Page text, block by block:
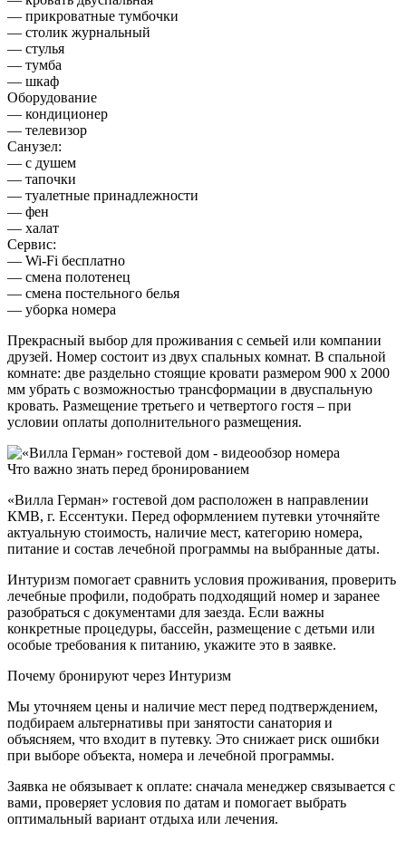
— прикроватные тумбочки
— столик журнальный
— стулья
— тумба
— шкаф
Оборудование
— кондиционер
— телевизор
Санузел:
— с душем
— тапочки
— туалетные принадлежности
— фен
— халат
Сервис:
— Wi-Fi бесплатно
— смена полотенец
— смена постельного белья
— уборка номера
Прекрасный выбор для проживания с семьей или компании
друзей. Номер состоит из двух спальных комнат. В спальной
комнате: две раздельно стоящие кровати размером 900 х 2000
мм убрать с возможностью трансформации в двуспальную
кровать. Размещение третьего и четвертого гостя – при
условии оплаты дополнительного размещения.
Что важно знать перед бронированием
«Вилла Герман» гостевой дом расположен в направлении
КМВ, г. Ессентуки. Перед оформлением путевки уточняйте
актуальную стоимость, наличие мест, категорию номера,
питание и состав лечебной программы на выбранные даты.
Интуризм помогает сравнить условия проживания, проверить
лечебные профили, подобрать подходящий номер и заранее
разобраться с документами для заезда. Если важны
конкретные процедуры, бассейн, размещение с детьми или
особые требования к питанию, укажите это в заявке.
Почему бронируют через Интуризм
Мы уточняем цены и наличие мест перед подтверждением,
подбираем альтернативы при занятости санатория и
объясняем, что входит в путевку. Это снижает риск ошибки
при выборе объекта, номера и лечебной программы.
Заявка не обязывает к оплате: сначала менеджер связывается с
вами, проверяет условия по датам и помогает выбрать
оптимальный вариант отдыха или лечения.